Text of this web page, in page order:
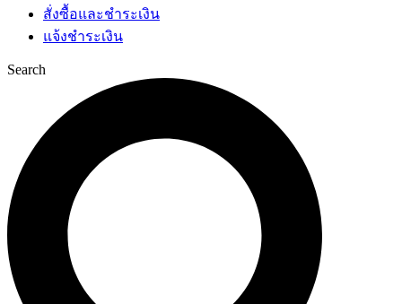
สั่งซื้อและชำระเงิน
แจ้งชำระเงิน
Search